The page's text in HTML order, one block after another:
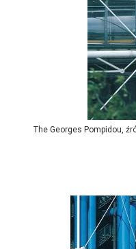
The Georges Pompidou,